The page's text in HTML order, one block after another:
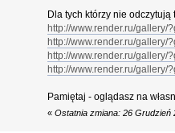
Dla tych którzy nie
http://www.render.ru/gallery/
http://www.render.ru/gallery/
http://www.render.ru/gallery/
http://www.render.ru/gallery/
Pamiętaj - oglądasz na
«Ostatnia zmiana: 26 Grudzień